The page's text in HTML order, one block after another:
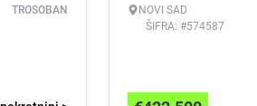
TROSOBAN
NOVI SAD
ŠIFRA: #574587